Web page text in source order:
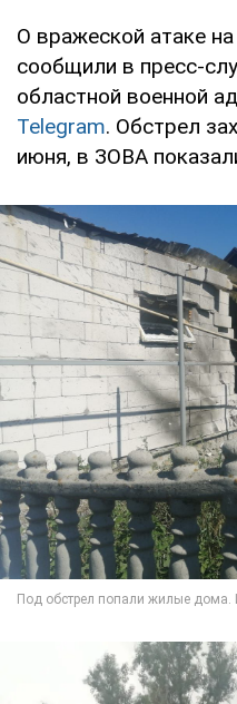
О вражеской атаке
сообщили в пресс-
областной военной
Telegram. Обстрел
июня, в ЗОВА